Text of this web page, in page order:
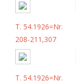
T. 54.1926=Nr.
208-211,307
T. 54.1926=Nr.